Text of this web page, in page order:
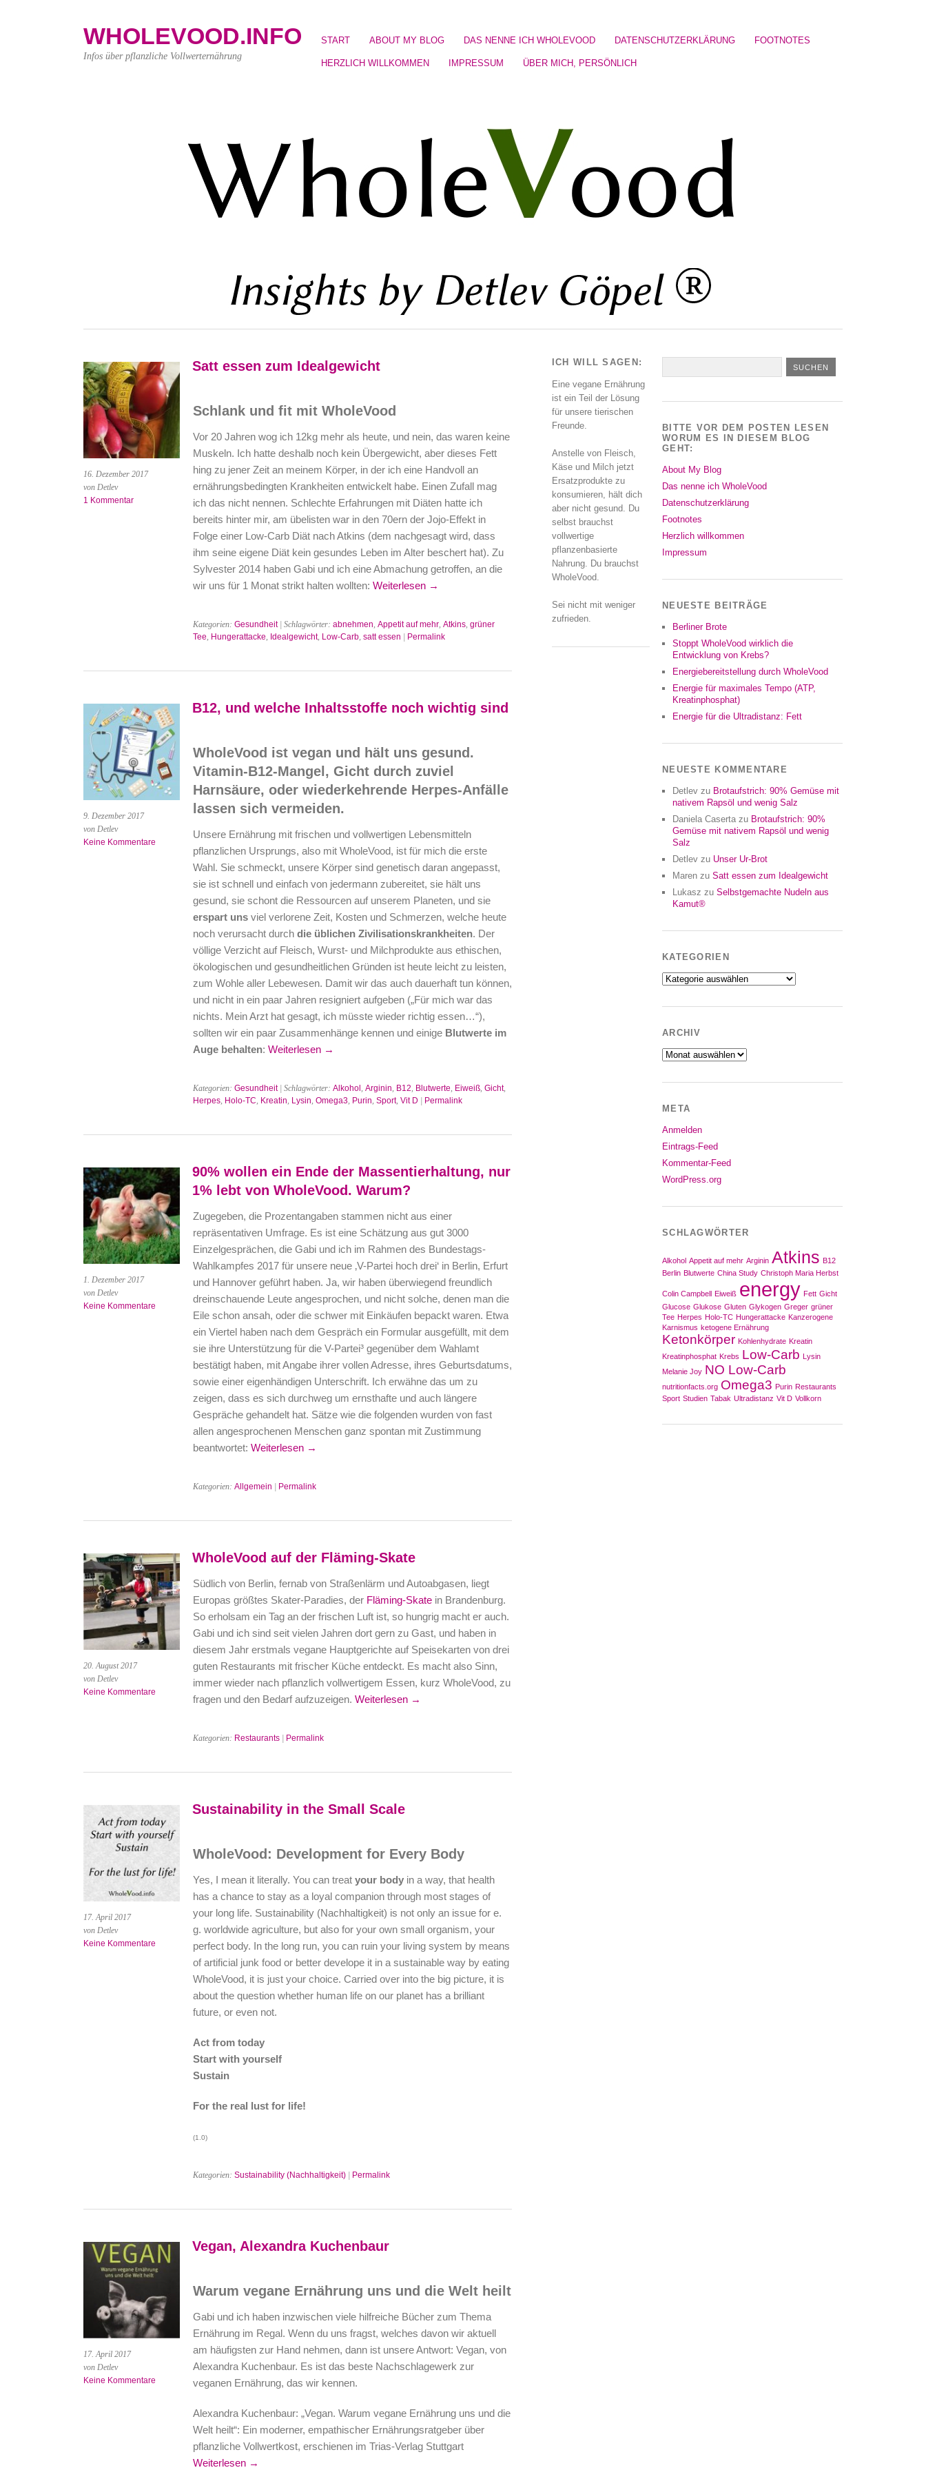
START ABOUT MY BLOG DAS NENNE ICH WHOLEVOOD DATENSCHUTZERKLÄRUNG FOOTNOTES
HERZLICH WILLKOMMEN IMPRESSUM ÜBER MICH, PERSÖNLICH
WHOLEVOOD.INFO
Infos über pflanzliche Vollwerternährung
16. Dezember 2017
von Detlev
1 Kommentar
Satt essen zum Idealgewicht
Schlank und fit mit WholeVood
Vor 20 Jahren wog ich 12kg mehr als heute, und nein, das waren keine
Muskeln. Ich hatte deshalb noch kein Übergewicht, aber dieses Fett
hing zu jener Zeit an meinem Körper, in der ich eine Handvoll an
ernährungsbedingten Krankheiten entwickelt habe. Einen Zufall mag
ich das nicht nennen. Schlechte Erfahrungen mit Diäten hatte ich
bereits hinter mir, am übelisten war in den 70ern der Jojo-Effekt in
Folge einer Low-Carb Diät nach Atkins (dem nachgesagt wird, dass
ihm seine eigene Diät kein gesundes Leben im Alter beschert hat). Zu
Sylvester 2014 haben Gabi und ich eine Abmachung getroffen, an die
wir uns für 1 Monat strikt halten wollten: Weiterlesen →
Kategorien: Gesundheit| Schlagwörter: abnehmen, Appetit auf mehr, Atkins, grüner
Tee, Hungerattacke, Idealgewicht, Low-Carb, satt essen Permalink
9. Dezember 2017
von Detlev
Keine Kommentare
B12, und welche Inhaltsstoffe noch wichtig sind
WholeVood ist vegan und hält uns gesund.
Vitamin-B12-Mangel, Gicht durch zuviel
Harnsäure, oder wiederkehrende Herpes-Anfälle
lassen sich vermeiden.
Unsere Ernährung mit frischen und vollwertigen Lebensmitteln
pflanzlichen Ursprungs, also mit WholeVood, ist für mich die erste
Wahl. Sie schmeckt, unsere Körper sind genetisch daran angepasst,
sie ist schnell und einfach von jedermann zubereitet, sie hält uns
gesund, sie schont die Ressourcen auf unserem Planeten, und sie
erspart unsviel verlorene Zeit, Kosten und Schmerzen, welche heute
noch verursacht durch die üblichen Zivilisationskrankheiten. Der
völlige Verzicht auf Fleisch, Wurst- und Milchprodukte aus ethischen,
ökologischen und gesundheitlichen Gründen ist heute leicht zu leisten,
zum Wohle aller Lebewesen. Damit wir das auch dauerhaft tun können,
und nicht in ein paar Jahren resigniert aufgeben („Für mich war das
nichts. Mein Arzt hat gesagt, ich müsste wieder richtig essen…“),
sollten wir ein paar Zusammenhänge kennen und einige Blutwerte im
Auge behalten: Weiterlesen →
Kategorien: Gesundheit| Schlagwörter: Alkohol , Arginin, B12, Blutwerte, Eiweiß, Gicht,
Herpes, Holo-TC, Kreatin, Lysin, Omega3, Purin, Sport, Vit D Permalink
1. Dezember 2017
von Detlev
Keine Kommentare
90% wollen ein Ende der Massentierhaltung, nur
1% lebt von WholeVood. Warum?
Zugegeben, die Prozentangaben stammen nicht aus einer
repräsentativen Umfrage. Es ist eine Schätzung aus gut 3000
Einzelgesprächen, die Gabi und ich im Rahmen des Bundestags-
Wahlkampfes 2017 für unsere neue ‚V-Partei hoch drei‘ in Berlin, Erfurt
und Hannover geführt haben. Ja, wir haben überwiegend freundlich
dreinschauende Leute angesprochen, und nicht solche, denen man die
Eile schon ansah, oder die schwer mit Einkäufen bepackt waren. Etwa
ein Viertel haben nach dem Gespräch ein Formular ausgefüllt, mit dem
sie ihre Unterstützung für die V-Partei³ gegenüber dem Wahlamt
bestätigt haben, mit Angabe ihrer vollen Adresse, ihres Geburtsdatums,
sowie einer eigenhändigen Unterschrift. Ich erwähne das um zu
zeigen, dass es sich durchweg um ernsthafte und auch längere
Gespräche gehandelt hat. Sätze wie die folgenden wurden von fast
allen angesprochenen Menschen ganz spontan mit Zustimmung
beantwortet: Weiterlesen →
Kategorien: Allgemein Permalink
20. August 2017
von Detlev
Keine Kommentare
WholeVood auf der Fläming-Skate
Südlich von Berlin, fernab von Straßenlärm und Autoabgasen, liegt
Europas größtes Skater-Paradies, der Fläming-Skatein Brandenburg.
So erholsam ein Tag an der frischen Luft ist, so hungrig macht er auch.
Gabi und ich sind seit vielen Jahren dort gern zu Gast, und haben in
diesem Jahr erstmals vegane Hauptgerichte auf Speisekarten von drei
guten Restaurants mit frischer Küche entdeckt. Es macht also Sinn,
immer wieder nach pflanzlich vollwertigem Essen, kurz WholeVood, zu
fragen und den Bedarf aufzuzeigen. Weiterlesen →
Kategorien: Restaurants| Permalink
17. April 2017
von Detlev
Keine Kommentare
Sustainability in the Small Scale
WholeVood: Development for Every Body
Yes, I mean it literally. You can treat your bodyin a way, that health
has a chance to stay as a loyal companion through most stages of
your long life. Sustainability (Nachhaltigkeit) is not only an issue for e.
g. worldwide agriculture, but also for your own small organism, your
perfect body. In the long run, you can ruin your living system by means
of artificial junk food or better develope it in a sustainable way by eating
WholeVood, it is just your choice. Carried over into the big picture, it is
about the question whether human life on our planet has a brilliant
future, or even not.
Act from today
Start with yourself
Sustain
For the real lust for life!
(1.0)
Kategorien: Sustainability (Nachhaltigkeit)| Permalink
17. April 2017
von Detlev
Keine Kommentare
Vegan, Alexandra Kuchenbaur
Warum vegane Ernährung uns und die Welt heilt
Gabi und ich haben inzwischen viele hilfreiche Bücher zum Thema
Ernährung im Regal. Wenn du uns fragst, welches davon wir aktuell
am häufigsten zur Hand nehmen, dann ist unsere Antwort: Vegan, von
Alexandra Kuchenbaur. Es ist das beste Nachschlagewerk zur
veganen Ernährung, das wir kennen.
Alexandra Kuchenbaur: „Vegan. Warum vegane Ernährung uns und die
Welt heilt“: Ein moderner, empathischer Ernährungsratgeber über
pflanzliche Vollwertkost, erschienen im Trias-Verlag Stuttgart
Weiterlesen →
ICH WILL SAGEN:
Eine vegane Ernährung
ist ein Teil der Lösung
für unsere tierischen
Freunde.
Anstelle von Fleisch,
Käse und Milch jetzt
Ersatzprodukte zu
konsumieren, hält dich
aber nicht gesund. Du
selbst brauchst
vollwertige
pflanzenbasierte
Nahrung. Du brauchst
WholeVood.
Sei nicht mit weniger
zufrieden.
BITTE VOR DEM POSTEN LESEN
WORUM ES IN DIESEM BLOG
GEHT:
About My Blog
Das nenne ich WholeVood
Datenschutzerklärung
Footnotes
Herzlich willkommen
Impressum
NEUESTE BEITRÄGE
Berliner Brote
Stoppt WholeVood wirklich die
Entwicklung von Krebs?
Energiebereitstellung durch WholeVood
Energie für maximales Tempo (ATP,
Kreatinphosphat)
Energie für die Ultradistanz: Fett
NEUESTE KOMMENTARE
Detlev zu Brotaufstrich: 90% Gemüse mit
nativem Rapsöl und wenig Salz
Daniela Caserta zu Brotaufstrich: 90%
Gemüse mit nativem Rapsöl und wenig
Salz
Detlev zu Unser Ur-Brot
Maren zu Satt essen zum Idealgewicht
Lukasz zu Selbstgemachte Nudeln aus
Kamut®
KATEGORIEN
Kategorien
ARCHIV
Archiv
META
Anmelden
Eintrags-Feed
Kommentar-Feed
WordPress.org
SCHLAGWÖRTER
Alkohol Appetit auf mehr Arginin Atkins B12
Berlin Blutwerte China Study Christoph Maria Herbst
Colin Campbell Eiweiß energy Fett Gicht
Glucose Glukose Gluten Glykogen Greger grüner
Tee Herpes Holo-TC Hungerattacke Kanzerogene
Karnismus ketogene Ernährung
Ketonkörper Kohlenhydrate Kreatin
Kreatinphosphat Krebs Low-Carb Lysin
Melanie Joy NO Low-Carb
nutritionfacts.org Omega3 Purin Restaurants
Sport Studien Tabak Ultradistanz Vit D Vollkorn